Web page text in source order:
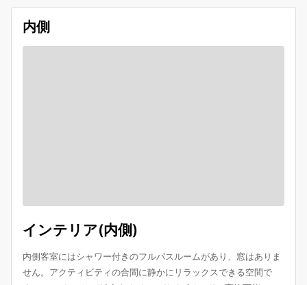
内側
インテリア(内側)
内側客室にはシャワー付きのフルバスルームがあり、窓はありま
せん。アクティビティの合間に静かにリラックスできる空間で